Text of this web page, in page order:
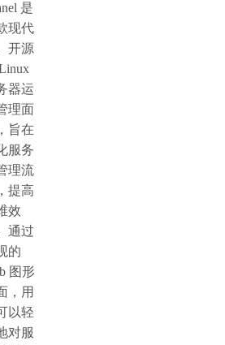
是
现代
开源
器运
理面
旨在
服务
理流
提高
效
通过
的
图形
，用
以轻
对服